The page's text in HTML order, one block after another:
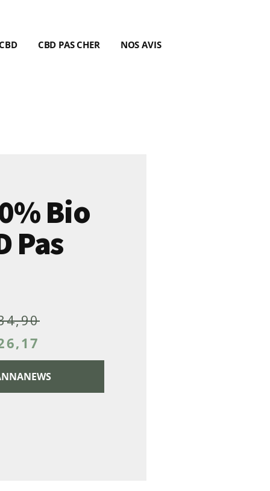
CBD PAS CHER NOS AVIS
Bio
Pas